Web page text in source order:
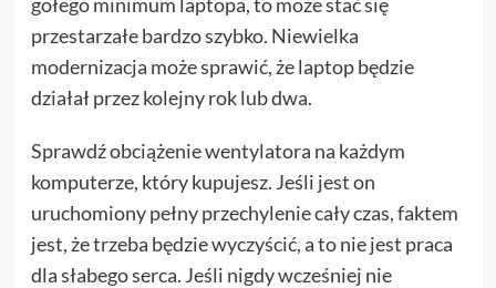
przestarzałe bardzo szybko. Niewielka
modernizacja może sprawić, że laptop będzie
działał przez kolejny rok lub dwa.
Sprawdź obciążenie wentylatora na każdym
komputerze, który kupujesz. Jeśli jest on
uruchomiony pełny przechylenie cały czas, faktem
jest, że trzeba będzie wyczyścić, a to nie jest praca
dla słabego serca. Jeśli nigdy wcześniej nie